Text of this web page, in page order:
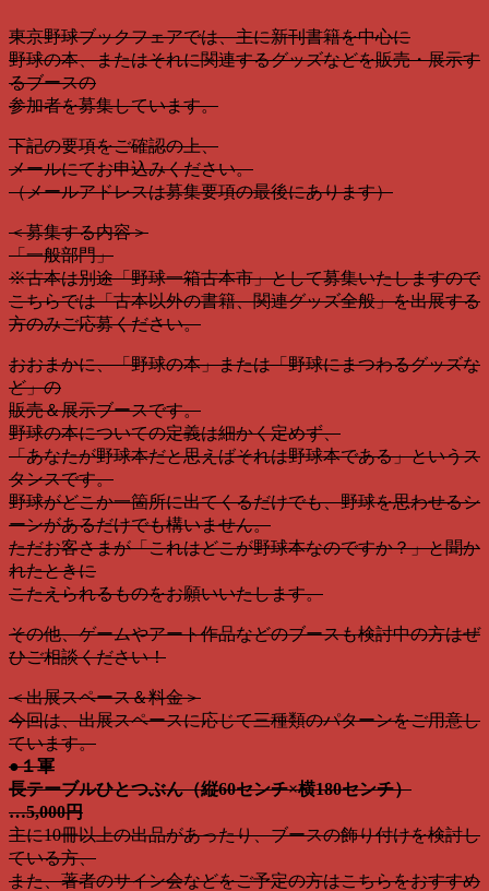
東京野球ブックフェアでは、主に新刊書籍を中心に
野球の本、またはそれに関連するグッズなどを販売・展示す
るブースの
参加者を募集しています。
下記の要項をご確認の上、
メールにてお申込みください。
（メールアドレスは募集要項の最後にあります）
＜募集する内容＞
「一般部門」
※古本は別途「野球一箱古本市」として募集いたしますので
こちらでは「古本以外の書籍、関連グッズ全般」を出展する
方のみご応募ください。
おおまかに、「野球の本」または「野球にまつわるグッズな
ど」の
販売＆展示ブースです。
野球の本についての定義は細かく定めず、
「あなたが野球本だと思えばそれは野球本である」というス
タンスです。
野球がどこか一箇所に出てくるだけでも、野球を思わせるシ
ーンがあるだけでも構いません。
ただお客さまが「これはどこが野球本なのですか？」と聞か
れたときに
こたえられるものをお願いいたします。
その他、ゲームやアート作品などのブースも検討中の方はぜ
ひご相談ください！
＜出展スペース＆料金＞
今回は、出展スペースに応じて三種類のパターンをご用意し
ています。
●１軍
長テーブルひとつぶん（縦60センチ×横180センチ）
…5,000円
主に10冊以上の出品があったり、ブースの飾り付けを検討し
ている方、
また、著者のサイン会などをご予定の方はこちらをおすすめ